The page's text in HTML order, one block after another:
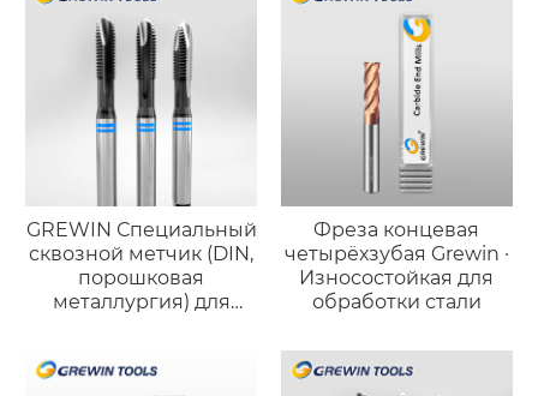
GREWIN Специальный
сквозной метчик (DIN,
порошковая
металлургия) для
Фреза концевая
четырёхзубая Grewin ·
Износостойкая для
обработки стали